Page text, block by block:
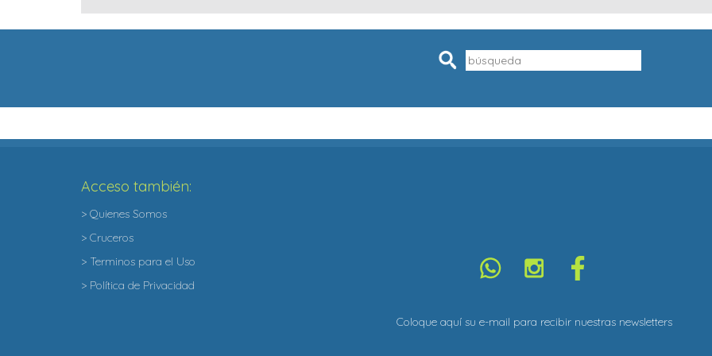
Pesquisar
Acceso también:
> Quienes Somos
> Cruceros
> Terminos para el Uso
> Política de Privacidad
Coloque aquí su e-mail para recibir nuestras newsletters